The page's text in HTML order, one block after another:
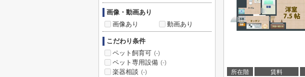
所在階 賃料
画像・動画あり
画像あり
動画あり
こだわり条件
ペット飼育可 (-)
ペット専用設備 (-)
楽器相談 (-)